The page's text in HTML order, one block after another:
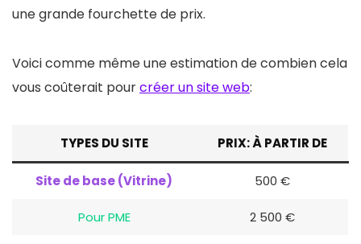
une grande fourchette de prix.
Voici comme même une estimation de combien cela
vous coûterait pourcréer un site web:
TYPES DU SITE PRIX: À PARTIR DE
Site de base (Vitrine) 500 €
Pour PME 2 500 €